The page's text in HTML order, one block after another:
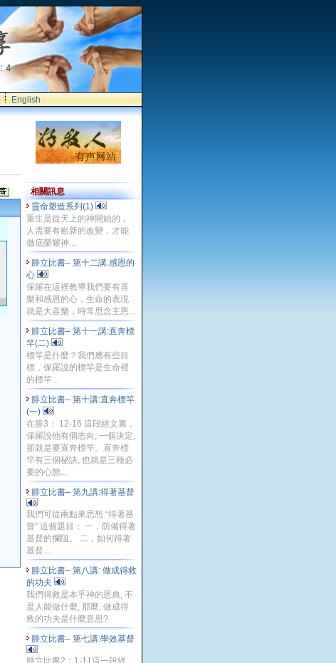
English
相關訊息
靈命塑造系列(1)
重生是從天上的神開始的，
人需要有嶄新的改變，才能
徹底榮耀神...
腓立比書– 第十二講:感恩的
心
保羅在這裡教導我們要有喜
樂和感恩的心，生命的表現
就是大喜樂，時常思念主恩...
腓立比書– 第十一講:直奔標
竿(二)
標竿是什麼？我們應有些目
標，保羅說的標竿是生命裡
的標竿...
腓立比書– 第十講:直奔標竿
(一)
在腓3： 12-16 這段經文裏，
保羅說他有個志向, 一個決定,
那就是要直奔標竿。直奔標
竿有三個秘訣, 也就是三種必
要的心態...
腓立比書– 第九講:得著基督
我們可從兩點來思想 “得著基
督” 這個題目； 一，防備得著
基督的攔阻。 二，如何得著
基督...
腓立比書– 第八講: 做成得救
的功夫
我們得救是本乎神的恩典, 不
是人能做什麼, 那麼, 做成得
救的功夫是什麼意思?
腓立比書– 第七講:學效基督
腓立比書2：1-11這一段經